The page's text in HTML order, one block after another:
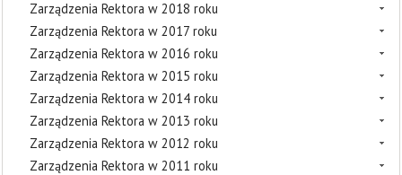
Zarządzenia Rektora w 2018 roku
Zarządzenia Rektora w 2017 roku
Zarządzenia Rektora w 2016 roku
Zarządzenia Rektora w 2015 roku
Zarządzenia Rektora w 2014 roku
Zarządzenia Rektora w 2013 roku
Zarządzenia Rektora w 2012 roku
Zarządzenia Rektora w 2011 roku